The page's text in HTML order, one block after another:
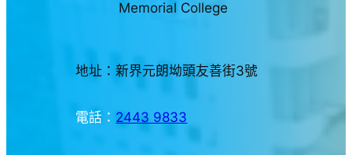
Memorial College
地址：新界元朗坳頭友善街3號
電話： 2443 9833